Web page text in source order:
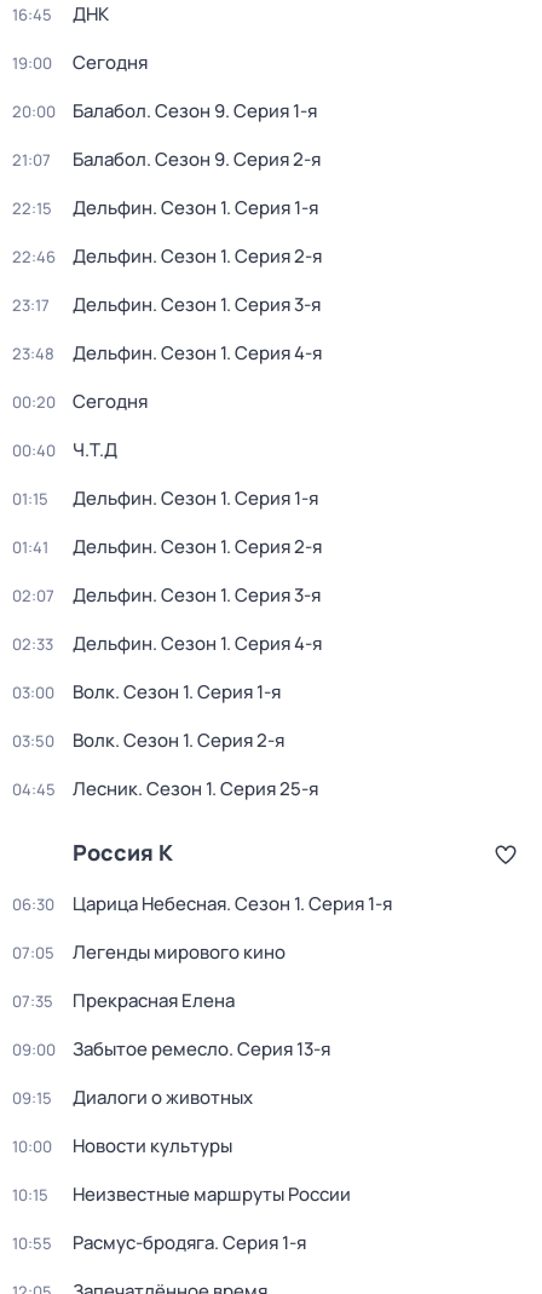
16:45 ДНК
19:00 Сегодня
20:00 Балабол. Сезон 9. Серия 1-я
21:07 Балабол. Сезон 9. Серия 2-я
22:15 Дельфин. Сезон 1. Серия 1-я
22:46 Дельфин. Сезон 1. Серия 2-я
23:17 Дельфин. Сезон 1. Серия 3-я
23:48 Дельфин. Сезон 1. Серия 4-я
00:20 Сегодня
00:40 Ч.T.Д
01:15 Дельфин. Сезон 1. Серия 1-я
01:41 Дельфин. Сезон 1. Серия 2-я
02:07 Дельфин. Сезон 1. Серия 3-я
02:33 Дельфин. Сезон 1. Серия 4-я
03:00 Волк. Сезон 1. Серия 1-я
03:50 Волк. Сезон 1. Серия 2-я
04:45 Лесник. Сезон 1. Серия 25-я
Россия К
06:30 Царица Небесная. Сезон 1. Серия 1-я
07:05 Легенды мирового кино
07:35 Прекрасная Елена
09:00 Забытое ремесло. Серия 13-я
09:15 Диалоги о животных
10:00 Новости культуры
10:15 Неизвестные маршруты России
10:55 Расмус-бродяга. Серия 1-я